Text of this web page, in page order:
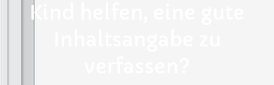
Kind helfen, eine gute